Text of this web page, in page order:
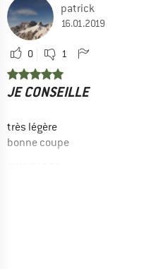
patrick
16.01.2019
0 1
JE CONSEILLE
très légère
bonne coupe